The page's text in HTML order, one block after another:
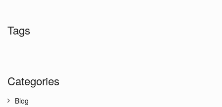
Tags
Categories
Blog